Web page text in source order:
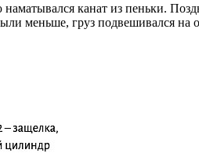
канат из пеньки.
меньше, груз подвешивался